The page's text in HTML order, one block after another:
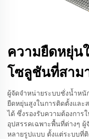
ความยืดหยุ่น
โซลูชันที่สาม
ผู้จัดจำหน่ายระบบชั่งน้ำห
ยืดหยุ่นสูงในการติดตั้งแล
ได้ ซึ่งรองรับความต้องการ
อุปสรรคเฉพาะพื้นที่ต่างๆ ผู้
หลายรูปแบบ ตั้งแต่ระบบที่